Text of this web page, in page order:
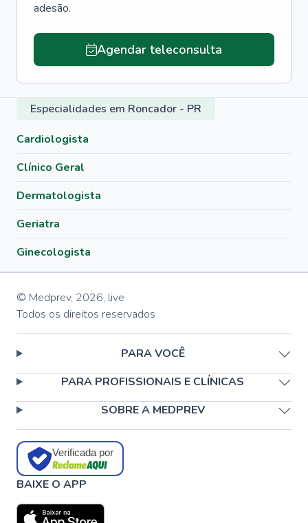
adesão.
Agendar teleconsulta
Especialidades em Roncador - PR
Cardiologista
Clínico Geral
Dermatologista
Geriatra
Ginecologista
© Medprev, 2026, live
Todos os direitos reservados
PARA VOCÊ
PARA PROFISSIONAIS E CLÍNICAS
SOBRE A MEDPREV
Verificada por
BAIXE O APP